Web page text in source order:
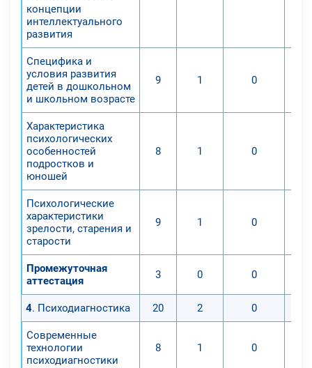
работы с детьми и подростками,
1. Разобрать теорию терапии;
2. Изучить особенности
когнитивно-поведенческой
3. Понять принцип действия
когнитивно-поведенческой
4. Разобрать виды когнитивно-
поведенческой терапии
(рационально-эмоционально
5. Использовать РЭПТ в
профессиональной деятельности.
6. При помощи курса учащиеся
изучат теорию и практику
когнитивно-поведенческой
терапии, а также научатся
применять её техники в
концепции
интеллектуального
развития
Специфика и
условия развития
детей в дошкольном
и школьном возрасте
9 1 0
Характеристика
психологических
особенностей
подростков и
юношей
8 1 0
Психологические
характеристики
зрелости, старения и
старости
9 1 0
Промежуточная
аттестация
3 0 0
4. Психодиагностика 20 2 0
Современные
технологии
психодиагностики
8 1 0